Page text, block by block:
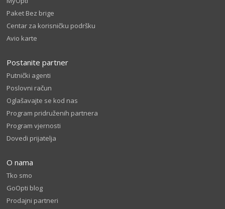
Paket Bez brige
Centar za korisničku podršku
Avio karte
Postanite partner
Putnički agenti
Poslovni račun
Oglašavajte se kod nas
Program pridruženih partnera
Program vjernosti
Dovedi prijatelja
O nama
Tko smo
GoOpti blog
Prodajni partneri